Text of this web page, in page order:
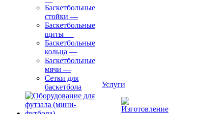
Баскетбольные
стойки —
Баскетбольные
щиты —
Баскетбольные
кольца —
Баскетбольные
мячи —
Сетки для
баскетбола
Услуги